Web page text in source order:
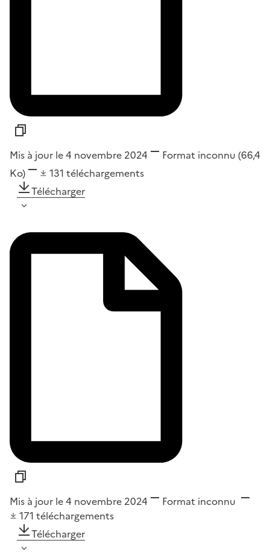
Mis à jour le 4 novembre 2024 Format inconnu (66,4
Ko)
131 téléchargements
Télécharger
Mis à jour le 4 novembre 2024 Format inconnu
171 téléchargements
Télécharger